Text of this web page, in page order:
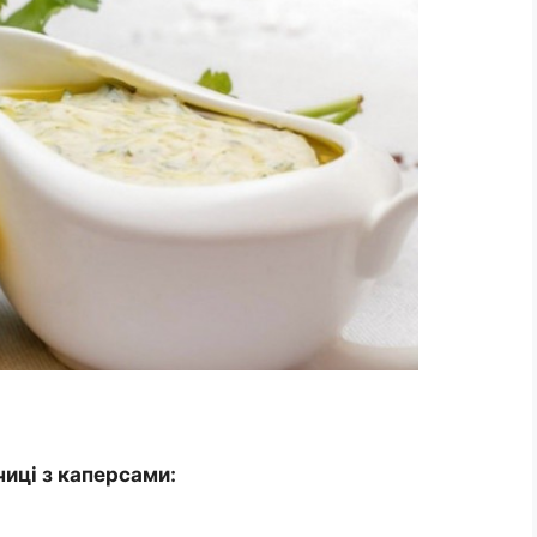
з каперсами: